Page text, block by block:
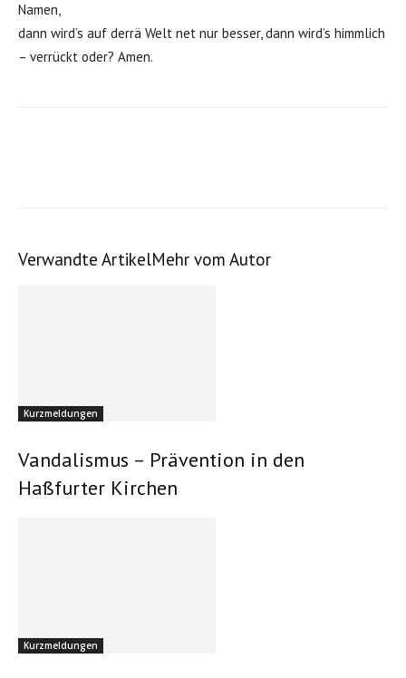
Namen,
dann wird’s auf derrä Welt net nur besser, dann wird’s himmlich
– verrückt oder? Amen.
Verwandte ArtikelMehr vom Autor
Kurzmeldungen
Vandalismus – Prävention in den
Haßfurter Kirchen
Kurzmeldungen